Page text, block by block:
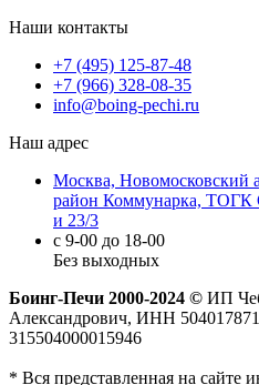
Наши контакты
+7 (495) 125-87-48
+7 (966) 328-08-35
info@boing-pechi.ru
Наш адрес
Москва, Новомосковский
район Коммунарка, ТОГК
и 23/3
с 9-00 до 18-00
Без выходных
Боинг-Печи 2000-2024 © ИП
Александрович, ИНН
315504000015946
* Вся представленная на сайте